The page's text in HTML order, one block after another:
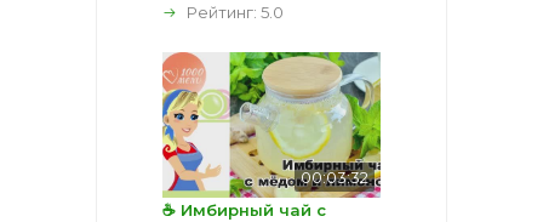
Рейтинг: 5.0
00:03:32
☕ Имбирный чай с